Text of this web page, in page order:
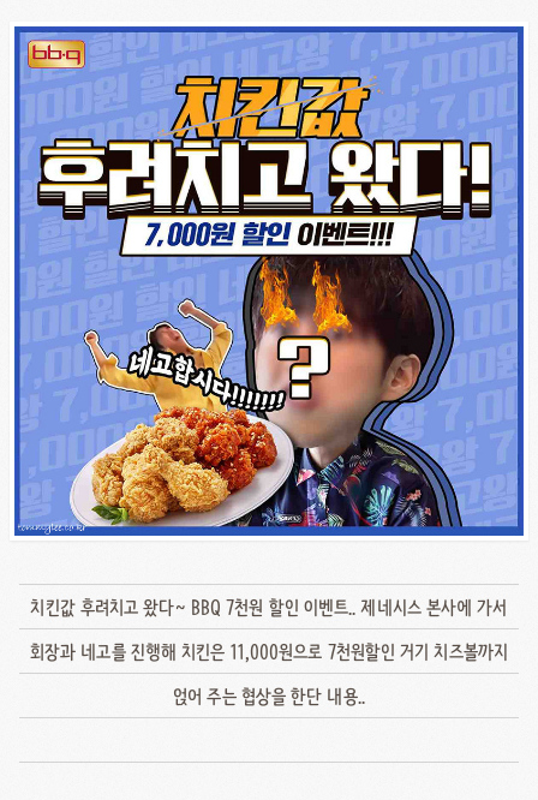
치킨값 후려치고 왔다~ BBQ 7천원 할인 이벤트.. 제네시스 본사에 가서
회장과 네고를 진행해 치킨은 11,000원으로 7천원할인 거기 치즈볼까지
얹어 주는 협상을 한단 내용..